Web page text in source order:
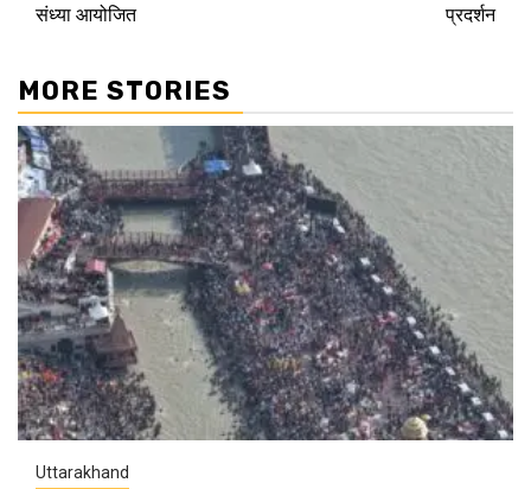
संध्या आयोजित
प्रदर्शन
MORE STORIES
Uttarakhand